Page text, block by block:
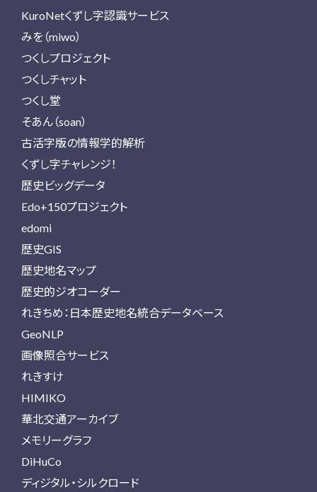
KuroNetくずし字認識サービス
みを（miwo）
つくしプロジェクト
つくしチャット
つくし堂
そあん（soan）
古活字版の情報学的解析
くずし字チャレンジ！
歴史ビッグデータ
Edo+150プロジェクト
edomi
歴史GIS
歴史地名マップ
歴史的ジオコーダー
れきちめ：日本歴史地名統合データベース
GeoNLP
画像照合サービス
れきすけ
HIMIKO
華北交通アーカイブ
メモリーグラフ
DiHuCo
ディジタル・シルクロード